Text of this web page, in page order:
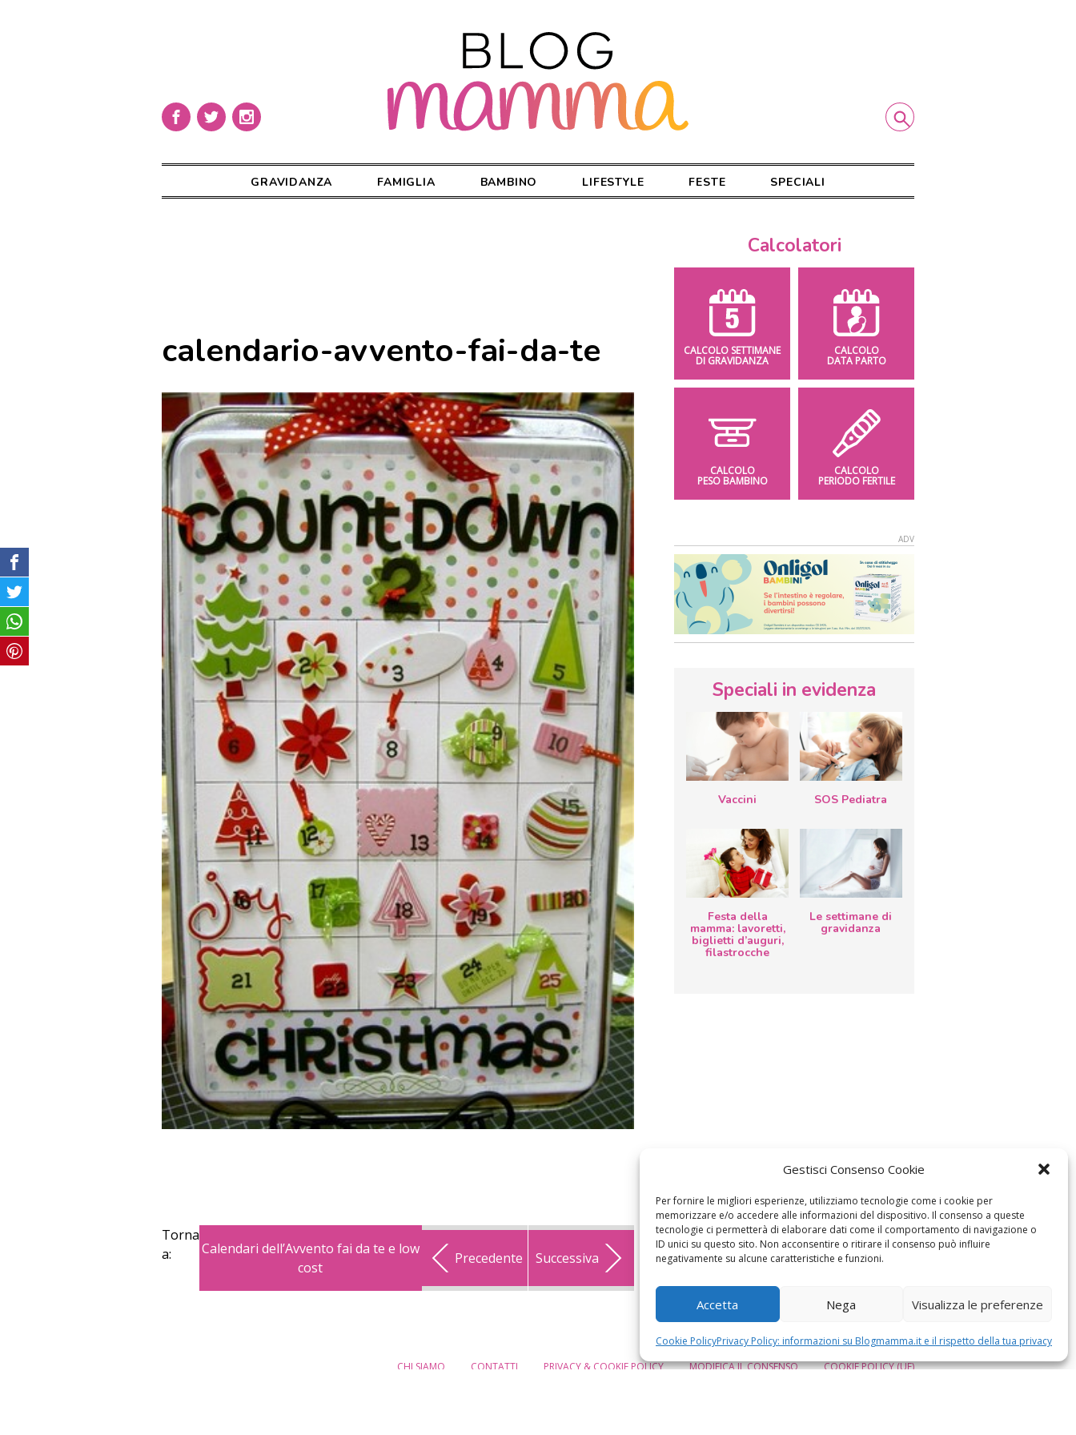
Gestisci Consenso Cookie
Per fornire le migliori esperienze, utilizziamo tecnologie come i cookie per
memorizzare e/o accedere alle informazioni del dispositivo. Il consenso a queste
tecnologie ci permetterà di elaborare dati come il comportamento di navigazione o
ID unici su questo sito. Non acconsentire o ritirare il consenso può influire
negativamente su alcune caratteristiche e funzioni.
Accetta Nega Visualizza le preferenze
Cookie PolicyPrivacy Policy: informazioni su Blogmamma.it e il rispetto della tua privacy
GRAVIDANZA FAMIGLIA BAMBINO LIFESTYLE FESTE SPECIALI
calendario-avvento-fai-da-te
Torna
a:
Calendari dell’Avvento fai da te e low
cost
Precedente Successiva
Calcolatori
CALCOLO SETTIMANE
DI GRAVIDANZA
CALCOLO
DATA PARTO
CALCOLO
PESO BAMBINO
CALCOLO
PERIODO FERTILE
Speciali in evidenza
Vaccini SOS Pediatra
Festa della
mamma: lavoretti,
biglietti d’auguri,
filastrocche
Le settimane di
gravidanza
CHI SIAMO CONTATTI PRIVACY & COOKIE POLICY MODIFICA IL CONSENSO COOKIE POLICY (UE)